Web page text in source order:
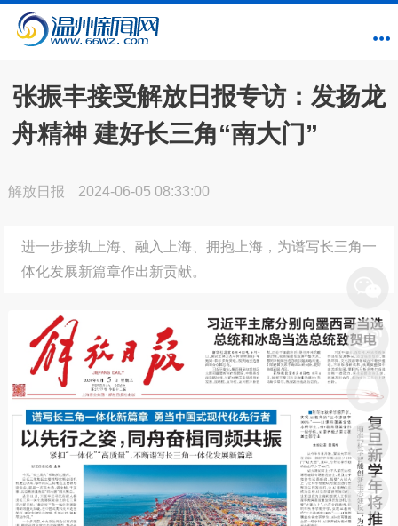
张振丰接受解放日报专访：发扬龙
舟精神 建好长三角“南大门”
解放日报 2024-06-05 08:33:00
进一步接轨上海、融入上海、拥抱上海，为谱写长三角一
体化发展新篇章作出新贡献。